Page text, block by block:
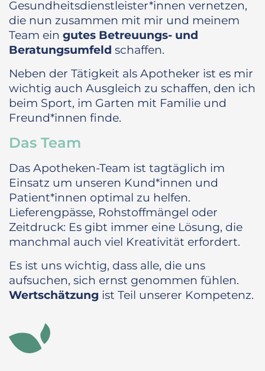
Gesundheitsdienstleister*innen vernetzen,
die nun zusammen mit mir und meinem
Team ein gutes Betreuungs- und
Beratungsumfeld schaffen.
Neben der Tätigkeit als Apotheker ist es mir
wichtig auch Ausgleich zu schaffen, den ich
beim Sport, im Garten mit Familie und
Freund*innen finde.
Das Team
Das Apotheken-Team ist tagtäglich im
Einsatz um unseren Kund*innen und
Patient*innen optimal zu helfen.
Lieferengpässe, Rohstoffmängel oder
Zeitdruck: Es gibt immer eine Lösung, die
manchmal auch viel Kreativität erfordert.
Es ist uns wichtig, dass alle, die uns
aufsuchen, sich ernst genommen fühlen.
Wertschätzung ist Teil unserer Kompetenz.